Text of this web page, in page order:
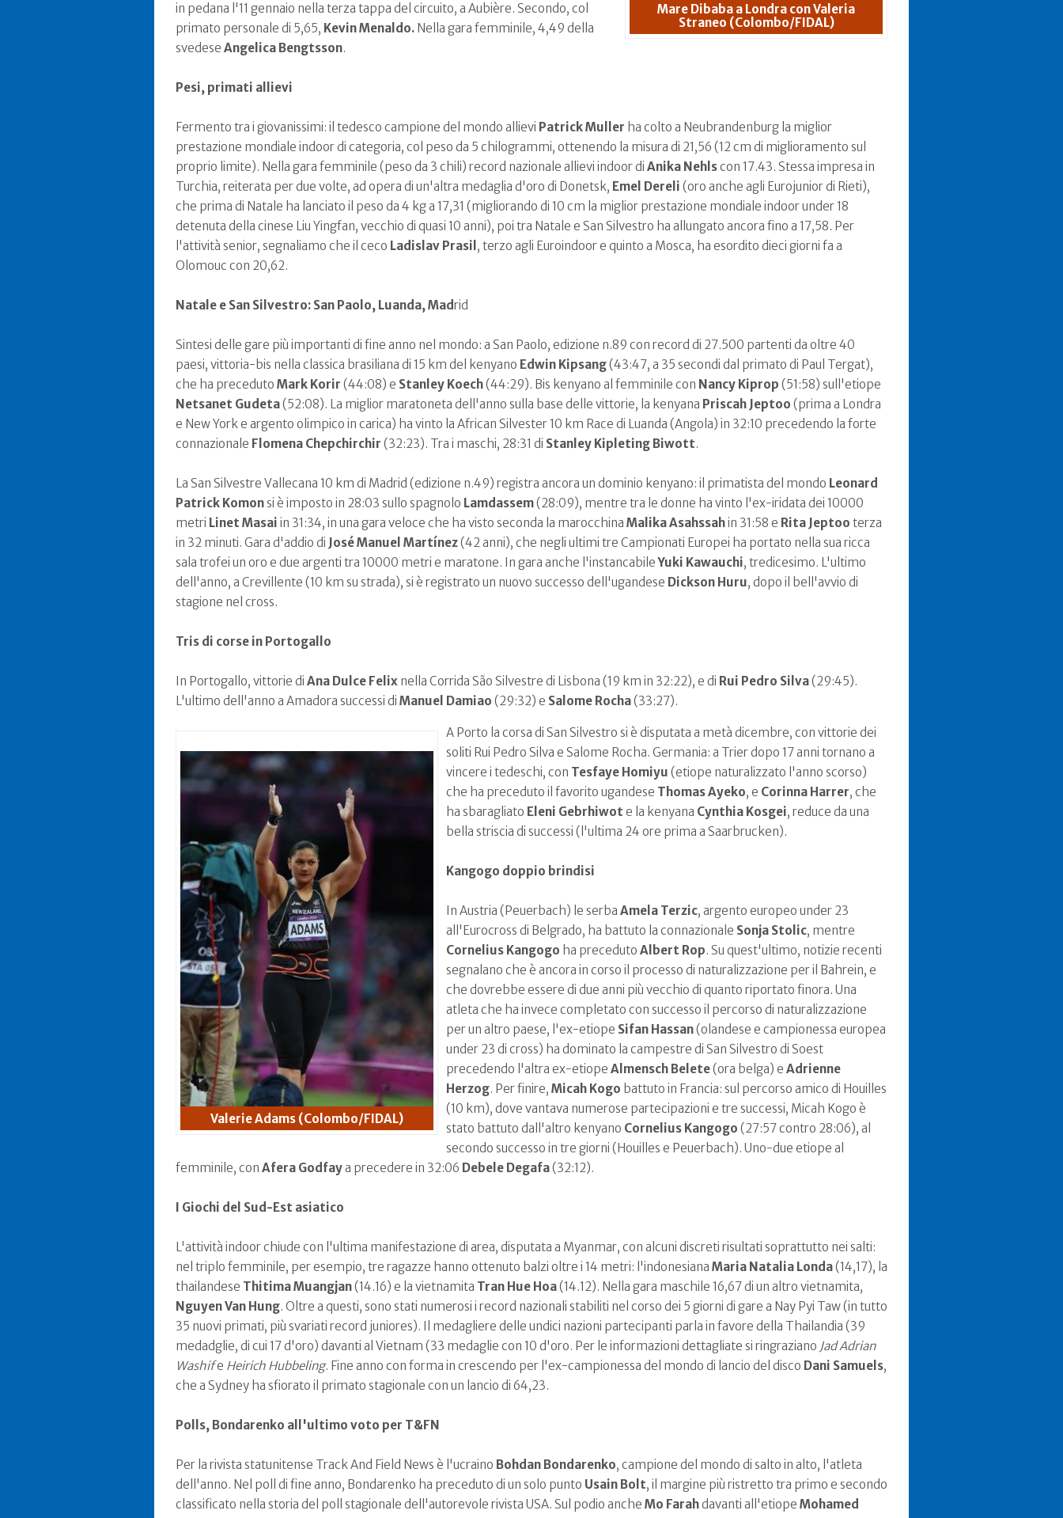
Mare Dibaba a Londra con Valeria
Straneo (Colombo/FIDAL)
in pedana l'11 gennaio nella terza tappa del circuito, a Aubière. Secondo, col
primato personale di 5,65, Kevin Menaldo. Nella gara femminile, 4,49 della
svedese Angelica Bengtsson.
Pesi, primati allievi
Fermento tra i giovanissimi: il tedesco campione del mondo allievi Patrick Muller ha colto a Neubrandenburg la miglior
prestazione mondiale indoor di categoria, col peso da 5 chilogrammi, ottenendo la misura di 21,56 (12 cm di miglioramento sul
proprio limite). Nella gara femminile (peso da 3 chili) record nazionale allievi indoor di Anika Nehlscon 17.43. Stessa impresa in
Turchia, reiterata per due volte, ad opera di un'altra medaglia d'oro di Donetsk, Emel Dereli (oro anche agli Eurojunior di Rieti),
che prima di Natale ha lanciato il peso da 4 kg a 17,31 (migliorando di 10 cm la miglior prestazione mondiale indoor under 18
detenuta della cinese Liu Yingfan, vecchio di quasi 10 anni), poi tra Natale e San Silvestro ha allungato ancora fino a 17,58. Per
l'attività senior, segnaliamo che il ceco Ladislav Prasil , terzo agli Euroindoor e quinto a Mosca, ha esordito dieci giorni fa a
Olomouc con 20,62.
Natale e San Silvestro: San Paolo, Luanda, Madrid
Sintesi delle gare più importanti di fine anno nel mondo: a San Paolo, edizione n.89 con record di 27.500 partenti da oltre 40
paesi, vittoria-bis nella classica brasiliana di 15 km del kenyano Edwin Kipsang(43:47, a 35 secondi dal primato di Paul Tergat),
che ha preceduto Mark Korir (44:08) e Stanley Koech(44:29). Bis kenyano al femminile con Nancy Kiprop (51:58) sull'etiope
Netsanet Gudeta(52:08). La miglior maratoneta dell'anno sulla base delle vittorie, la kenyana Priscah Jeptoo (prima a Londra
e New York e argento olimpico in carica) ha vinto la African Silvester 10 km Race di Luanda (Angola) in 32:10 precedendo la forte
connazionale Flomena Chepchirchir (32:23). Tra i maschi, 28:31 di Stanley Kipleting Biwott.
La San Silvestre Vallecana 10 km di Madrid (edizione n.49) registra ancora un dominio kenyano: il primatista del mondo Leonard
Patrick Komonsi è imposto in 28:03 sullo spagnolo Lamdassem(28:09), mentre tra le donne ha vinto l'ex-iridata dei 10000
metri Linet Masai in 31:34, in una gara veloce che ha visto seconda la marocchina Malika Asahssahin 31:58 e Rita Jeptoo terza
in 32 minuti. Gara d'addio di José Manuel Martínez(42 anni), che negli ultimi tre Campionati Europei ha portato nella sua ricca
sala trofei un oro e due argenti tra 10000 metri e maratone. In gara anche l'instancabileYuki Kawauchi, tredicesimo. L'ultimo
dell'anno, a Crevillente (10 km su strada), si è registrato un nuovo successo dell'ugandese Dickson Huru, dopo il bell'avvio di
stagione nel cross.
Tris di corse in Portogallo
In Portogallo, vittorie di Ana Dulce Felix nella Corrida São Silvestre di Lisbona (19 km in 32:22), e di Rui Pedro Silva(29:45).
L'ultimo dell'anno a Amadora successi di Manuel Damiao (29:32) e Salome Rocha(33:27).
Valerie Adams (Colombo/FIDAL)
A Porto la corsa di San Silvestro si è disputata a metà dicembre, con vittorie dei
soliti Rui Pedro Silva e Salome Rocha. Germania: a Trier dopo 17 anni tornano a
vincere i tedeschi, con Tesfaye Homiyu (etiope naturalizzato l'anno scorso)
che ha preceduto il favorito ugandese Thomas Ayeko, e Corinna Harrer, che
ha sbaragliato Eleni Gebrhiwote la kenyana Cynthia Kosgei, reduce da una
bella striscia di successi (l'ultima 24 ore prima a Saarbrucken).
Kangogo doppio brindisi
In Austria (Peuerbach) le serba Amela Terzic, argento europeo under 23
all'Eurocross di Belgrado, ha battuto la connazionale Sonja Stolic, mentre
Cornelius Kangogo ha preceduto Albert Rop. Su quest'ultimo, notizie recenti
segnalano che è ancora in corso il processo di naturalizzazione per il Bahrein, e
che dovrebbe essere di due anni più vecchio di quanto riportato finora. Una
atleta che ha invece completato con successo il percorso di naturalizzazione
per un altro paese, l'ex-etiope Sifan Hassan(olandese e campionessa europea
under 23 di cross) ha dominato la campestre di San Silvestro di Soest
precedendo l'altra ex-etiope Almensch Belete(ora belga) e Adrienne
Herzog. Per finire, Micah Kogo battuto in Francia: sul percorso amico di Houilles
(10 km), dove vantava numerose partecipazioni e tre successi, Micah Kogo è
stato battuto dall'altro kenyano Cornelius Kangogo (27:57 contro 28:06), al
secondo successo in tre giorni (Houilles e Peuerbach). Uno-due etiope al
femminile, con Afera Godfaya precedere in 32:06 Debele Degafa(32:12).
I Giochi del Sud-Est asiatico
L'attività indoor chiude con l'ultima manifestazione di area, disputata a Myanmar, con alcuni discreti risultati soprattutto nei salti:
nel triplo femminile, per esempio, tre ragazze hanno ottenuto balzi oltre i 14 metri: l'indonesiana Maria Natalia Londa(14,17), la
thailandese Thitima Muangjan(14.16) e la vietnamita Tran Hue Hoa(14.12). Nella gara maschile 16,67 di un altro vietnamita,
Nguyen Van Hung. Oltre a questi, sono stati numerosi i record nazionali stabiliti nel corso dei 5 giorni di gare a Nay Pyi Taw (in tutto
35 nuovi primati, più svariati record juniores). Il medagliere delle undici nazioni partecipanti parla in favore della Thailandia (39
medadglie, di cui 17 d'oro) davanti al Vietnam (33 medaglie con 10 d'oro. Per le informazioni dettagliate si ringraziano Jad Adrian
Washife Heirich Hubbeling. Fine anno con forma in crescendo per l'ex-campionessa del mondo di lancio del disco Dani Samuels,
che a Sydney ha sfiorato il primato stagionale con un lancio di 64,23.
Polls, Bondarenko all'ultimo voto per T&FN
Per la rivista statunitense Track And Field News è l'ucraino Bohdan Bondarenko, campione del mondo di salto in alto, l'atleta
dell'anno. Nel poll di fine anno, Bondarenko ha preceduto di un solo punto Usain Bolt, il margine più ristretto tra primo e secondo
classificato nella storia del poll stagionale dell'autorevole rivista USA. Sul podio anche Mo Farahdavanti all'etiope Mohamed